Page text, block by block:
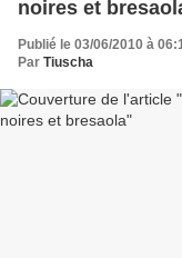
noires et
Publié le 03/06/2010 à
Par Tiuscha